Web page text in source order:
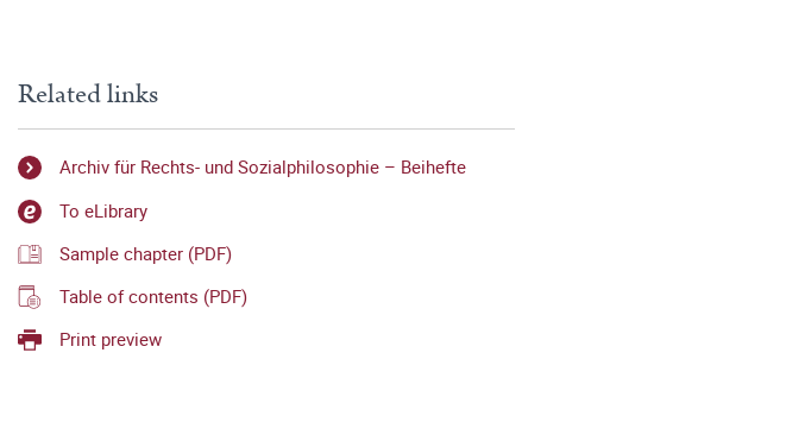
Related links
Archiv für Rechts- und Sozialphilosophie – Beihefte
To eLibrary
Sample chapter (PDF)
Table of contents (PDF)
Print preview